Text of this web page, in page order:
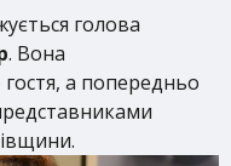
голова
. Вона
а попередньо